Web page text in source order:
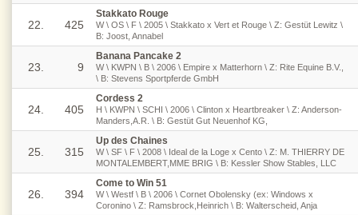
22. 425
Stakkato Rouge
W \ OS \ F \ 2005 \ Stakkato x Vert et Rouge \ Z: Gestüt Lewitz \
B: Joost, Annabel
23. 9
Banana Pancake 2
W \ KWPN \ B \ 2006 \ Empire x Matterhorn \ Z: Rite Equine B.V.,
\ B: Stevens Sportpferde GmbH
24. 405
Cordess 2
H \ KWPN \ SCHI \ 2006 \ Clinton x Heartbreaker \ Z: Anderson-
Manders,A.R. \ B: Gestüt Gut Neuenhof KG,
25. 315
Up des Chaines
W \ SF \ F \ 2008 \ Ideal de la Loge x Cento \ Z: M. THIERRY DE
MONTALEMBERT,MME BRIG \ B: Kessler Show Stables, LLC
26. 394
Come to Win 51
W \ Westf \ B \ 2006 \ Cornet Obolensky (ex: Windows x
Coronino \ Z: Ramsbrock,Heinrich \ B: Walterscheid, Anja